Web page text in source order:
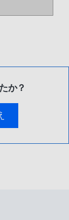
か？